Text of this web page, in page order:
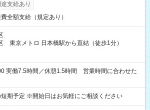
支給あり
全額支給（規定あり）
東京メトロ 日本橋駅から直結（徒歩1分）
せた
期予定 ※開始日はお気軽にご相談ください